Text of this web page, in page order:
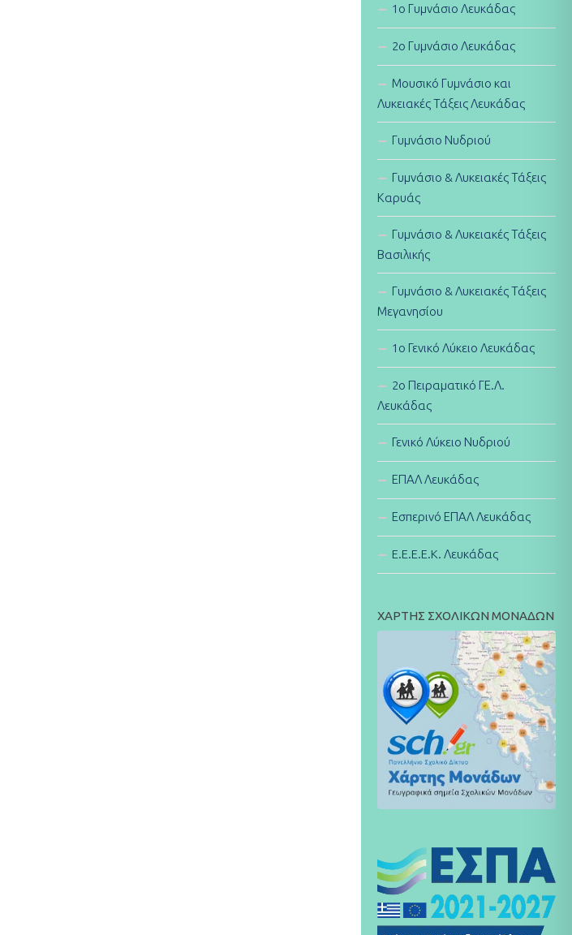
1ο Γυμνάσιο Λευκάδας
2ο Γυμνάσιο Λευκάδας
Μουσικό Γυμνάσιο και
Λυκειακές Τάξεις Λευκάδας
Γυμνάσιο Νυδριού
Γυμνάσιο & Λυκειακές Τάξεις
Καρυάς
Γυμνάσιο & Λυκειακές Τάξεις
Βασιλικής
Γυμνάσιο & Λυκειακές Τάξεις
Μεγανησίου
1ο Γενικό Λύκειο Λευκάδας
2ο Πειραματικό ΓΕ.Λ.
Λευκάδας
Γενικό Λύκειο Νυδριού
ΕΠΑΛ Λευκάδας
Εσπερινό ΕΠΑΛ Λευκάδας
E.E.E.E.K. Λευκάδας
ΧΑΡΤΗΣ ΣΧΟΛΙΚΩΝ ΜΟΝΑΔΩΝ